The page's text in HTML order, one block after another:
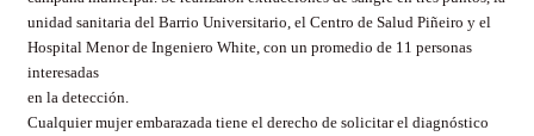
unidad sanitaria del Barrio Universitario, el Centro de Salud Piñeiro y el
Hospital Menor de Ingeniero White, con un promedio de 11 personas
interesadas
en la detección.
Cualquier mujer embarazada tiene el derecho de solicitar el diagnóstico